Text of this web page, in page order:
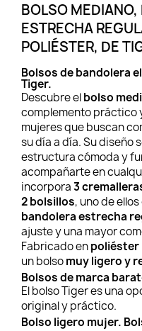
BOLSO
ESTRECHA
POLIÉSTER, DE
Bolsos de bandolera
Tiger.
Descubre elbolso
complemento práctico
mujeres que buscan
su día a día. Su diseño
estructura cómoda y
acompañarte en
incorpora3
2 bolsillos, uno de
bandolera estrecha
ajuste y una mayor
Fabricado en
un bolsomuy ligero y
Bolsos de marca
El bolso Tiger es una
original y práctico.
Bolso ligero mujer.